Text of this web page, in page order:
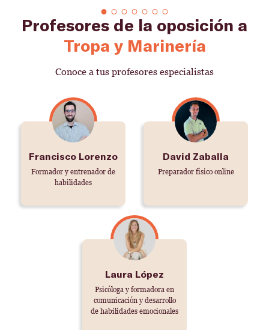
Profesores de la oposición a
Tropa y Marinería
Conoce a tus profesores especialistas
Francisco Lorenzo
Formador y entrenador de
habilidades
David Zaballa
Preparador físico online
Laura López
Psicóloga y formadora en
comunicación y desarrollo
de habilidades emocionales